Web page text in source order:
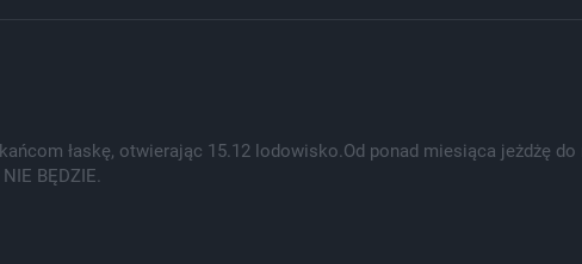
łaskę, otwierając 15.12 lodowisko.Od ponad miesiąca jeżdżę
BĘDZIE.